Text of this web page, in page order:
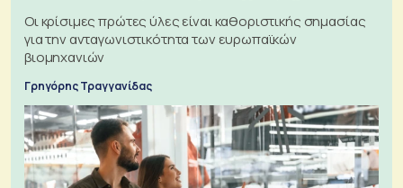
Οι κρίσιμες πρώτες ύλες είναι καθοριστικής σημασίας
για την ανταγωνιστικότητα των ευρωπαϊκών
βιομηχανιών
Γρηγόρης Τραγγανίδας